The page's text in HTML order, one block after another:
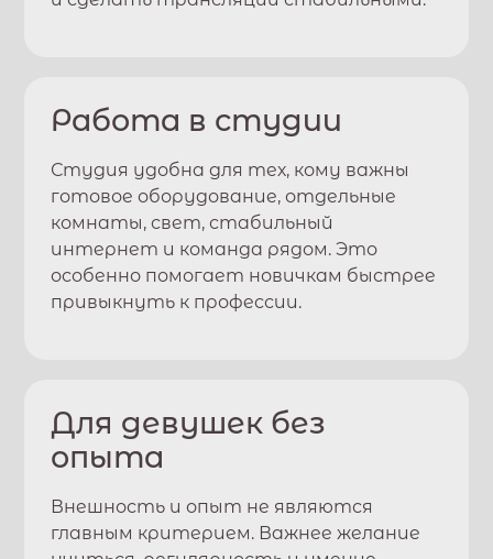
Работа в студии
Студия удобна для тех, кому важны
готовое оборудование, отдельные
комнаты, свет, стабильный
интернет и команда рядом. Это
особенно помогает новичкам быстрее
привыкнуть к профессии.
Для девушек без
опыта
Внешность и опыт не являются
главным критерием. Важнее желание